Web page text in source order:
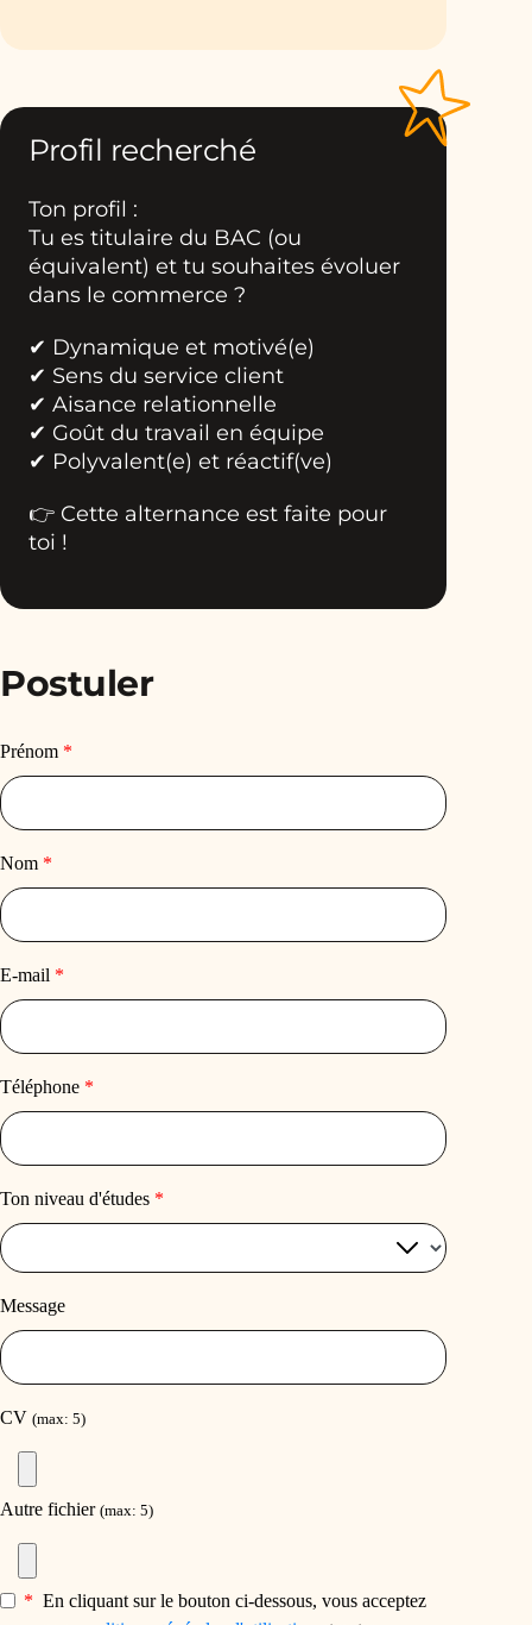
Profil recherché
Ton profil :
Tu es titulaire du BAC (ou
équivalent) et tu souhaites évoluer
dans le commerce ?
✔ Dynamique et motivé(e)
✔ Sens du service client
✔ Aisance relationnelle
✔ Goût du travail en équipe
✔ Polyvalent(e) et réactif(ve)
👉 Cette alternance est faite pour
toi !
Postuler